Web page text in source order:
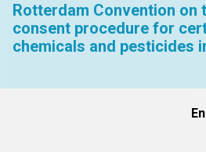
Rotterdam Convention on
consent procedure for
chemicals and pesticides